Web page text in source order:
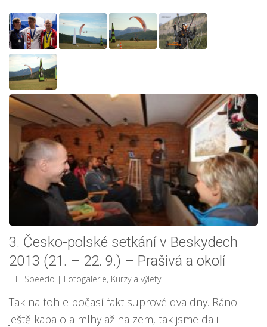
3. Česko-polské setkání v Beskydech
2013 (21. – 22. 9.) – Prašivá a okolí
| El Speedo | Fotogalerie, Kurzy a výlety
Tak na tohle počasí fakt suprové dva dny. Ráno
ještě kapalo a mlhy až na zem, tak jsme dali